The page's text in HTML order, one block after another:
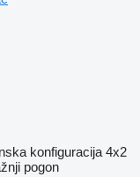
konfiguracija 4x2
pogon